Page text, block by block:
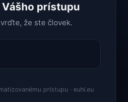
Vášho prístupu
že ste človek.
prístupu · euhl.eu